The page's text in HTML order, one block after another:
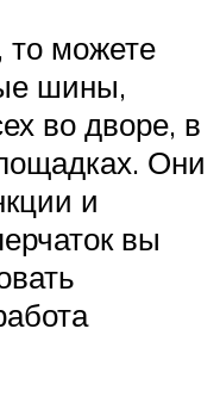
то можете
шины,
во дворе, в
Они
и
вы